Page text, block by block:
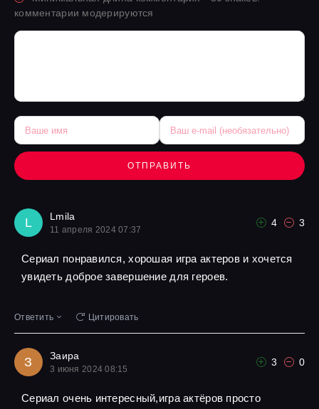
комментарии модерируются
ОТПРАВИТЬ
L Lmila
11 апреля 2024 07:37
4 3
Сериал понравился, хорошая игра актеров и хочется
увидеть доброе завершение для героев.
Ответить Цитировать
З Заира
3 июня 2024 08:15
3 0
Сериал очень интересный,игра актёров просто